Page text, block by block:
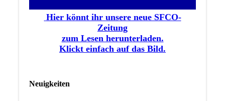
Hier könnt ihr unsere neue SFCO-
Zeitung
zum Lesen herunterladen.
Klickt einfach auf das Bild.
Neuigkeiten